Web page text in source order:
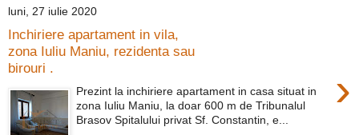
luni, 27 iulie 2020
Inchiriere apartament in vila,
zona Iuliu Maniu, rezidenta sau
birouri .
›
Prezint la inchiriere apartament in casa situat in
zona Iuliu Maniu, la doar 600 m de Tribunalul
Brasov Spitalului privat Sf. Constantin, e...